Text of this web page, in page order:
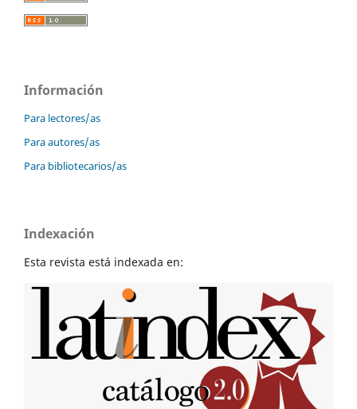
Información
Para lectores/as
Para autores/as
Para bibliotecarios/as
Indexación
Esta revista está indexada en: